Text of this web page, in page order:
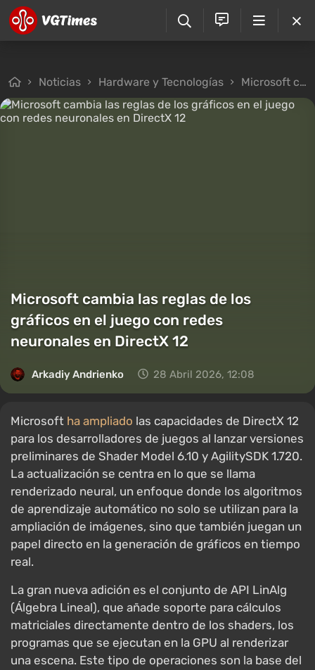
Noticias Hardware y Tecnologías Microsoft cambia las reglas de los gráficos en el juego con redes neuronales en DirectX 12
Microsoft cambia las reglas de los
gráficos en el juego con redes
neuronales en DirectX 12
Arkadiy Andrienko 28 Abril 2026, 12:08
Microsoft ha ampliado las capacidades de DirectX 12
para los desarrolladores de juegos al lanzar versiones
preliminares de Shader Model 6.10 y AgilitySDK 1.720.
La actualización se centra en lo que se llama
renderizado neural, un enfoque donde los algoritmos
de aprendizaje automático no solo se utilizan para la
ampliación de imágenes, sino que también juegan un
papel directo en la generación de gráficos en tiempo
real.
La gran nueva adición es el conjunto de API LinAlg
(Álgebra Lineal), que añade soporte para cálculos
matriciales directamente dentro de los shaders, los
programas que se ejecutan en la GPU al renderizar
una escena. Este tipo de operaciones son la base del